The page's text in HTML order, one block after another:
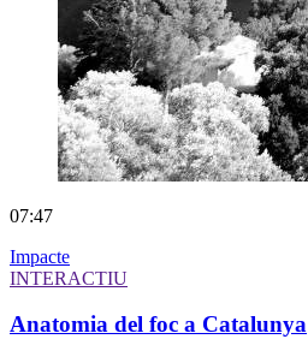
07:47
Impacte
INTERACTIU
Anatomia del foc a Catalunya